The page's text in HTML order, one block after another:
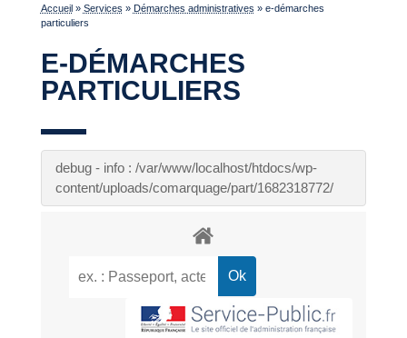
Accueil » Services » Démarches administratives » e-démarches
particuliers
E-DÉMARCHES
PARTICULIERS
debug - info : /var/www/localhost/htdocs/wp-
content/uploads/comarquage/part/1682318772/